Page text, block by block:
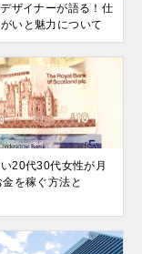
ザイナーが語る！仕
いと魅力について
20代30代女性が月
を稼ぐ方法と